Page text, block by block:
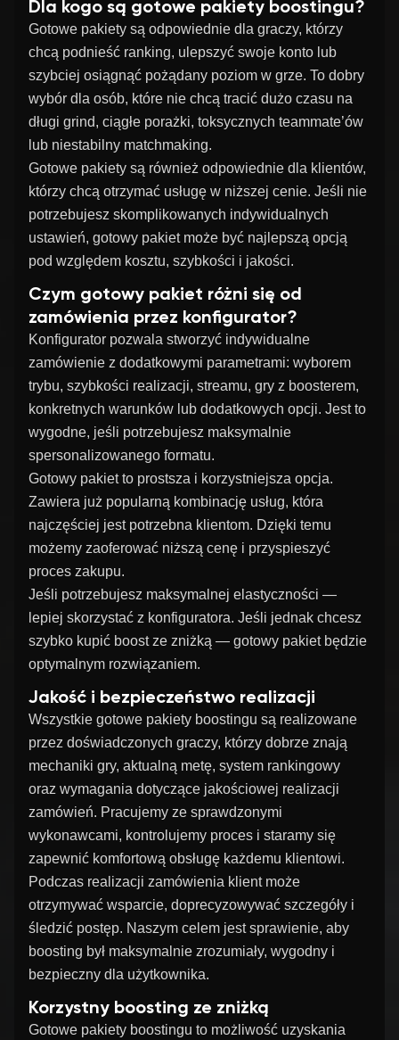
Dla kogo są gotowe pakiety boostingu?
Gotowe pakiety są odpowiednie dla graczy, którzy
chcą podnieść ranking, ulepszyć swoje konto lub
szybciej osiągnąć pożądany poziom w grze. To dobry
wybór dla osób, które nie chcą tracić dużo czasu na
długi grind, ciągłe porażki, toksycznych teammate’ów
lub niestabilny matchmaking.
Gotowe pakiety są również odpowiednie dla klientów,
którzy chcą otrzymać usługę w niższej cenie. Jeśli nie
potrzebujesz skomplikowanych indywidualnych
ustawień, gotowy pakiet może być najlepszą opcją
pod względem kosztu, szybkości i jakości.
Czym gotowy pakiet różni się od
zamówienia przez konfigurator?
Konfigurator pozwala stworzyć indywidualne
zamówienie z dodatkowymi parametrami: wyborem
trybu, szybkości realizacji, streamu, gry z boosterem,
konkretnych warunków lub dodatkowych opcji. Jest to
wygodne, jeśli potrzebujesz maksymalnie
spersonalizowanego formatu.
Gotowy pakiet to prostsza i korzystniejsza opcja.
Zawiera już popularną kombinację usług, która
najczęściej jest potrzebna klientom. Dzięki temu
możemy zaoferować niższą cenę i przyspieszyć
proces zakupu.
Jeśli potrzebujesz maksymalnej elastyczności —
lepiej skorzystać z konfiguratora. Jeśli jednak chcesz
szybko kupić boost ze zniżką — gotowy pakiet będzie
optymalnym rozwiązaniem.
Jakość i bezpieczeństwo realizacji
Wszystkie gotowe pakiety boostingu są realizowane
przez doświadczonych graczy, którzy dobrze znają
mechaniki gry, aktualną metę, system rankingowy
oraz wymagania dotyczące jakościowej realizacji
zamówień. Pracujemy ze sprawdzonymi
wykonawcami, kontrolujemy proces i staramy się
zapewnić komfortową obsługę każdemu klientowi.
Podczas realizacji zamówienia klient może
otrzymywać wsparcie, doprecyzowywać szczegóły i
śledzić postęp. Naszym celem jest sprawienie, aby
boosting był maksymalnie zrozumiały, wygodny i
bezpieczny dla użytkownika.
Korzystny boosting ze zniżką
Gotowe pakiety boostingu to możliwość uzyskania